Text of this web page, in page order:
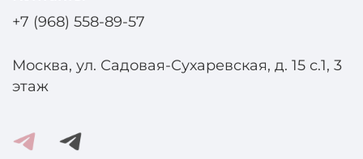
+7 (968) 558-89-57
Москва, ул. Садовая-Сухаревская, д. 15 с.1, 3
этаж